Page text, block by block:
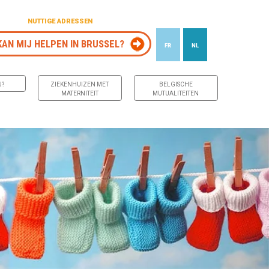
NUTTIGE ADRESSEN
MIJ HELPEN IN BRUSSEL? FR NL
ZIEKENHUIZEN MET
MATERNITEIT
BELGISCHE
MUTUALITEITEN